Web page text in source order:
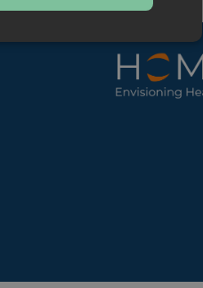
la navigazione sulle
significativo del